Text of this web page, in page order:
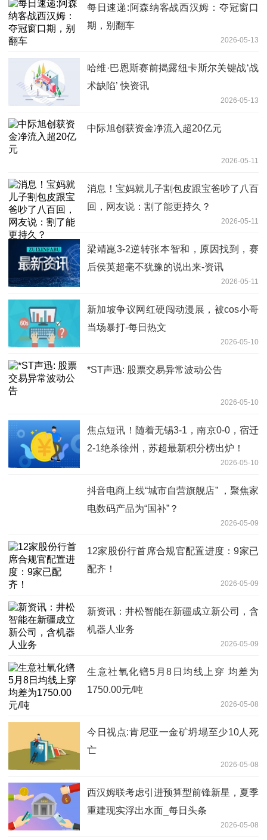
每日速递:阿森纳客战西汉姆：夺冠窗口
期，别翻车
2026-05-13
哈维·巴恩斯赛前揭露纽卡斯尔关键战‘战
术缺陷’ 快资讯
2026-05-13
中际旭创获资金净流入超20亿元
2026-05-11
消息！宝妈就儿子割包皮跟宝爸吵了八百
回，网友说：割了能更持久？
2026-05-11
梁靖崑3-2逆转张本智和，原因找到，赛
后侯英超毫不犹豫的说出来-资讯
2026-05-11
新加坡争议网红硬闯动漫展，被cos小哥
当场暴打-每日热文
2026-05-10
*ST声迅: 股票交易异常波动公告
2026-05-10
焦点短讯！随着无锡3-1，南京0-0，宿迁
2-1绝杀徐州，苏超最新积分榜出炉！
2026-05-10
抖音电商上线“城市自营旗舰店” ，聚焦家
电数码产品为“国补”？
2026-05-09
12家股份行首席合规官配置进度：9家已
配齐！
2026-05-09
新资讯：井松智能在新疆成立新公司，含
机器人业务
2026-05-09
生意社氧化镨5月8日均线上穿 均差为
1750.00元/吨
2026-05-08
今日视点:肯尼亚一金矿坍塌至少10人死
亡
2026-05-08
西汉姆联考虑引进预算型前锋新星，夏季
重建现实浮出水面_每日头条
2026-05-08